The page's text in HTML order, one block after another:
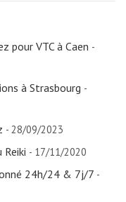
pour VTC à Caen -
à Strasbourg -
- 28/09/2023
Reiki - 17/11/2020
24h/24 & 7j/7 -